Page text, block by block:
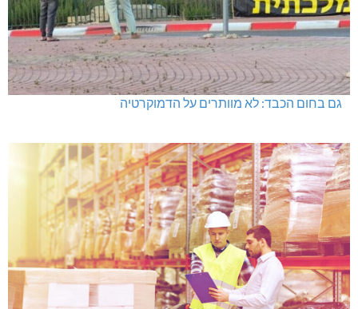
גם בחום הכבד: לא מוותרים על הדמוקרטיה